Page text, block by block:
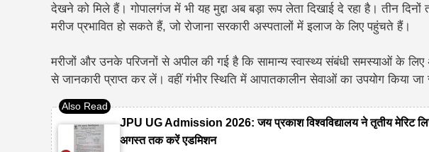
देखने को मिले हैं। गोपालगंज में भी यह मुद्दा अब बड़ा रूप लेता दिखाई दे रहा है। तीन दिनों
मरीज प्रभावित हो सकते हैं, जो रोजाना सरकारी अस्पतालों में इलाज के लिए पहुंचते हैं।
मरीजों और उनके परिजनों से अपील की गई है कि सामान्य स्वास्थ्य संबंधी समस्याओं के
से जानकारी प्राप्त कर लें। वहीं गंभीर स्थिति में आपातकालीन सेवाओं का उपयोग किया
JPU UG Admission 2026: जय प्रकाश विश्वविद्यालय ने तृतीय मेरिट
अगस्त तक करें एडमिशन